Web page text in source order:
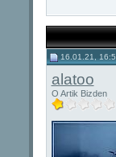
16.01.21,
alatoo
O Artik Bizden